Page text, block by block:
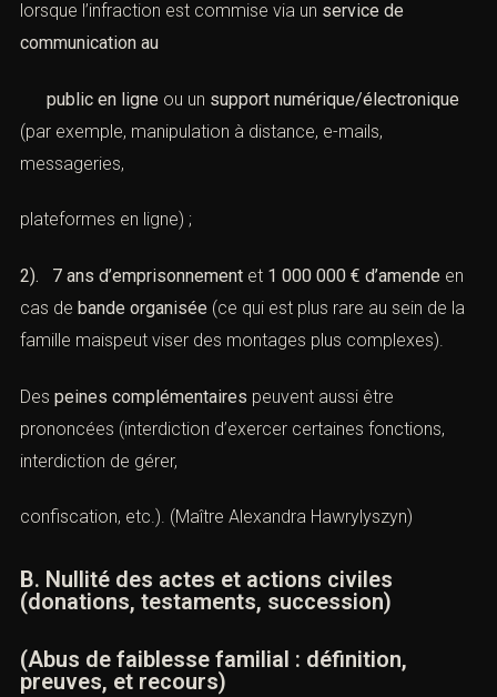
lorsque l’infraction est commise via un service de
communication au
public en ligne ou un support numérique/électronique
(par exemple, manipulation à distance, e-mails,
messageries,
plateformes en ligne) ;
2). 7 ans d’emprisonnement et 1 000 000 € d’amende en
cas de bande organisée (ce qui est plus rare au sein de la
famille maispeut viser des montages plus complexes).
Des peines complémentaires peuvent aussi être
prononcées (interdiction d’exercer certaines fonctions,
interdiction de gérer,
confiscation, etc.). (Maître Alexandra Hawrylyszyn)
B. Nullité des actes et actions civiles
(donations, testaments, succession)
(Abus de faiblesse familial : définition,
preuves, et recours)